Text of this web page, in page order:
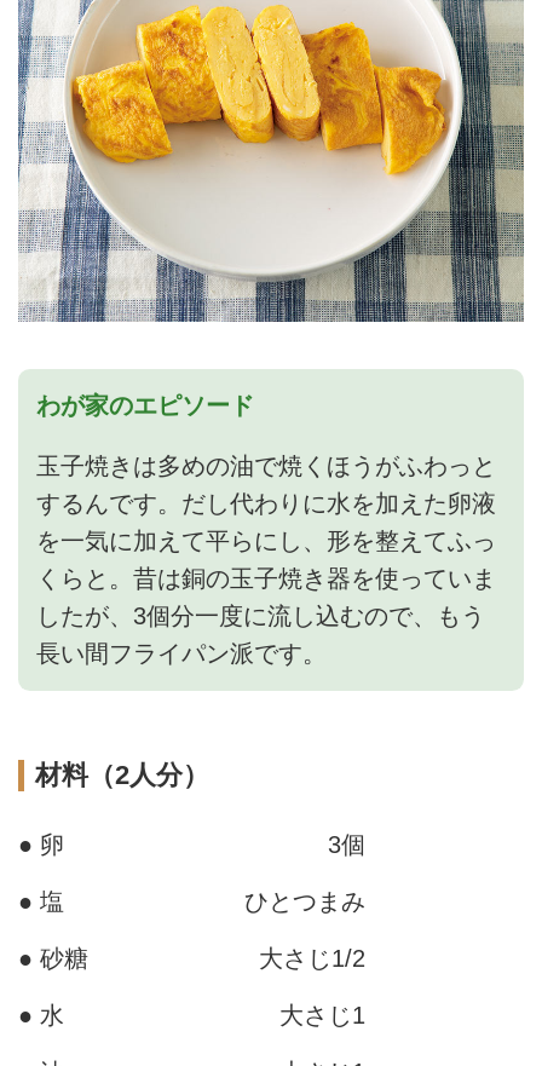
わが家のエピソード
玉子焼きは多めの油で焼くほうがふわっと
するんです。だし代わりに水を加えた卵液
を一気に加えて平らにし、形を整えてふっ
くらと。昔は銅の玉子焼き器を使っていま
したが、3個分一度に流し込むので、もう
長い間フライパン派です。
材料（2人分）
● 卵 3個
● 塩 ひとつまみ
● 砂糖 大さじ1/2
● 水 大さじ1